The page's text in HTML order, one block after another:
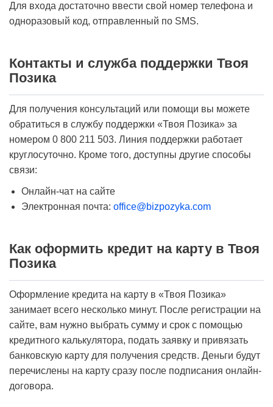
Для входа достаточно ввести свой номер телефона и
одноразовый код, отправленный по SMS.
Контакты и служба поддержки Твоя
Позика
Для получения консультаций или помощи вы можете
обратиться в службу поддержки «Твоя Позика» за
номером 0 800 211 503. Линия поддержки работает
круглосуточно. Кроме того, доступны другие способы
связи:
Онлайн-чат на сайте
Электронная почта: office@bizpozyka.com
Как оформить кредит на карту в Твоя
Позика
Оформление кредита на карту в «Твоя Позика»
занимает всего несколько минут. После регистрации на
сайте, вам нужно выбрать сумму и срок с помощью
кредитного калькулятора, подать заявку и привязать
банковскую карту для получения средств. Деньги будут
перечислены на карту сразу после подписания онлайн-
договора.